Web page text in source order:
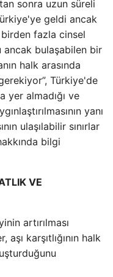
sonra uzun süreli
geldi ancak
birden fazla cinsel
bulaşabilen bir
halk arasında
Türkiye'de
yer almadığı ve
yanı
ulaşılabilir sınırlar
bilgi
VE
artırılması
karşıtlığının halk